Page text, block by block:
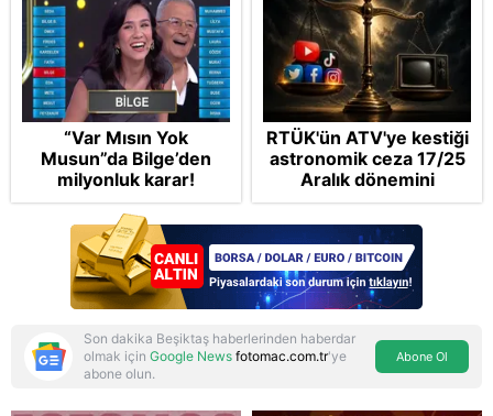
“Var Mısın Yok
Musun”da Bilge’den
milyonluk karar!
RTÜK'ün ATV'ye kestiği
astronomik ceza 17/25
Aralık dönemini
anımsattı! Milli yayınlara
"yaptırım" kıskacı:
Turkuvaz Medya neden
hedefte?
Son dakika Beşiktaş haberlerinden haberdar
olmak için Google News fotomac.com.tr'ye
abone olun.
Abone Ol